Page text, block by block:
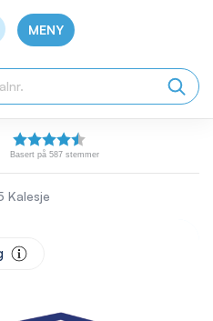
handlekurv
MENY
Basert på 587 stemmer
Kalesje